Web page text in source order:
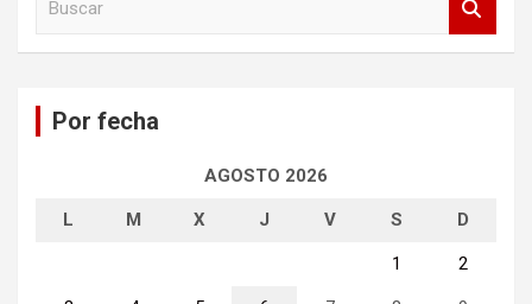
Por fecha
AGOSTO 2026
L M X J V S D
1 2